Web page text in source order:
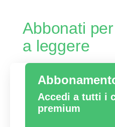
Abbonati
a leggere
Accedi a tutti i
premium